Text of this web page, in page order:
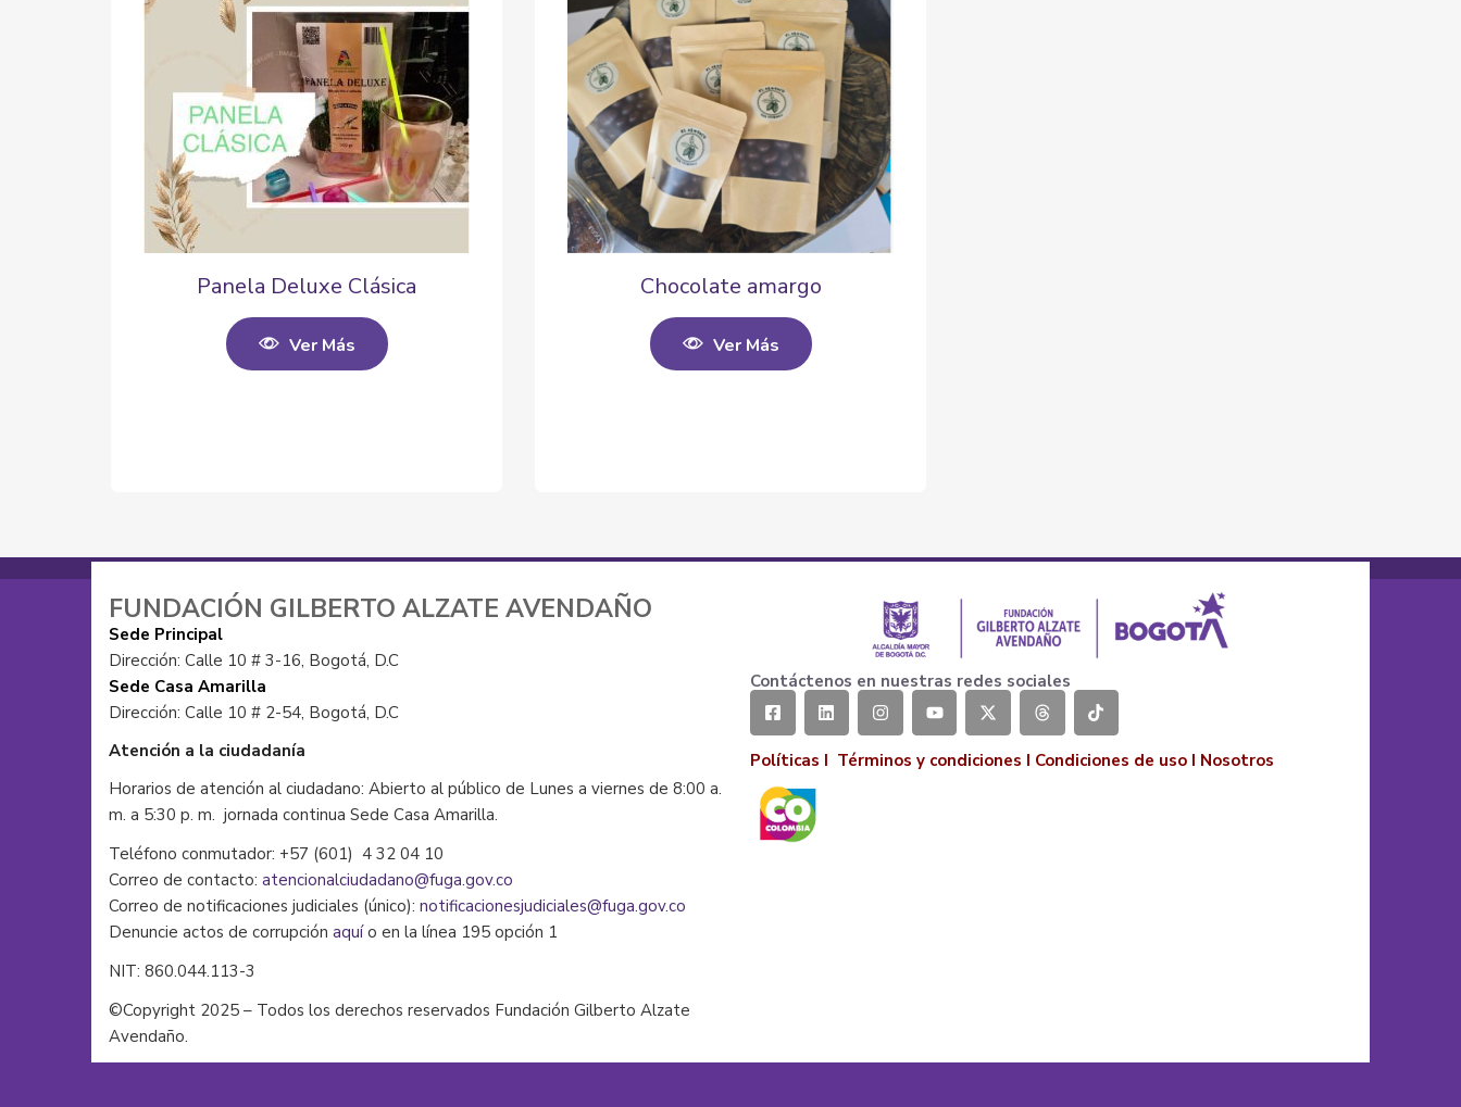
Panela Deluxe Clásica
Ver Más
Chocolate amargo
Ver Más
FUNDACIÓN GILBERTO ALZATE AVENDAÑO
Sede Principal
Dirección: Calle 10 # 3-16, Bogotá, D.C
Sede Casa Amarilla
Dirección: Calle 10 # 2-54, Bogotá, D.C
Atención a la ciudadanía
Horarios de atención al ciudadano: Abierto al público de Lunes a viernes de 8:00 a.
m. a 5:30 p. m. jornada continua Sede Casa Amarilla.
Teléfono conmutador: +57 (601) 4 32 04 10
Correo de contacto: atencionalciudadano@fuga.gov.co
Correo de notificaciones judiciales (único): notificacionesjudiciales@fuga.gov.co
Denuncie actos de corrupción aquío en la línea 195 opción 1
NIT: 860.044.113-3
©Copyright 2025 – Todos los derechos reservados Fundación Gilberto Alzate
Avendaño.
Contáctenos en nuestras redes sociales
Políticas I Términos y condiciones I Condiciones de uso I Nosotros